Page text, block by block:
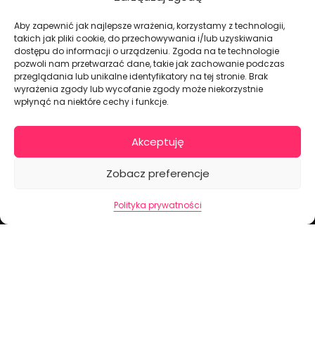
Aby zapewnić jak najlepsze wrażenia, korzystamy z technologii,
takich jak pliki cookie, do przechowywania i/lub uzyskiwania
dostępu do informacji o urządzeniu. Zgoda na te technologie
pozwoli nam przetwarzać dane, takie jak zachowanie podczas
przeglądania lub unikalne identyfikatory na tej stronie. Brak
wyrażenia zgody lub wycofanie zgody może niekorzystnie
wpłynąć na niektóre cechy i funkcje.
Akceptuję
Zobacz preferencje
Polityka prywatności
Dekoracje na torty i akcesoria imprezowe
tortoweozdoby.sklep@gmail.com
ul. Modularna 12, 02-238 Warszawa
Pon.-Pt.: 07:00 - 14:30